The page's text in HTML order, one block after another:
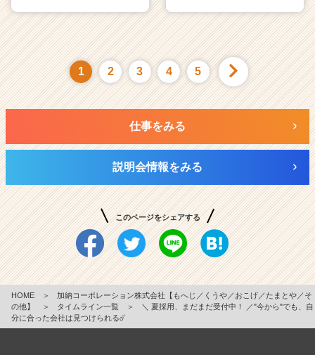
1 2 3 4 5
仕事をみる
説明会情報をみる
このページをシェアする
HOME ＞
加納コーポレーション株式会社【もへじ／くうや／おこげ／たまとや／そ
の他】
＞ タイムライン一覧 ＞
＼ 夏採用、まだまだ受付中！ ／"今から"でも、自
分に合った会社は見つけられる☄️